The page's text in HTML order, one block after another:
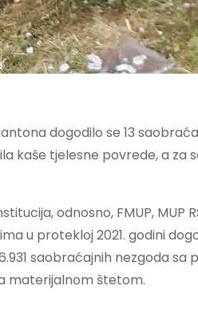
dogodilo se 13
kaše tjelesne povrede, a za
odnosno, FMUP, MUP
u protekloj 2021. godini
saobraćajnih nezgoda sa
materijalnom štetom.